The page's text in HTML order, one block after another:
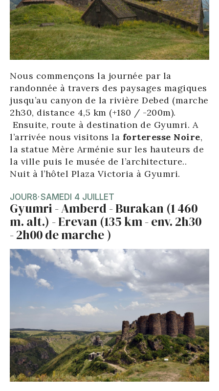
Nous commençons la journée par la
randonnée à travers des paysages magiques
jusqu’au canyon de la rivière Debed (marche
2h30, distance 4,5 km (+180 / -200m).
Ensuite, route à destination de Gyumri. A
l’arrivée nous visitons la forteresse Noire,
la statue Mère Arménie sur les hauteurs de
la ville puis le musée de l’architecture..
Nuit à l’hôtel Plaza Victoria à Gyumri.
JOUR8·SAMEDI 4 JUILLET
Gyumri - Amberd - Burakan (1 460
m. alt.) - Erevan (135 km - env. 2h30
- 2h00 de marche )